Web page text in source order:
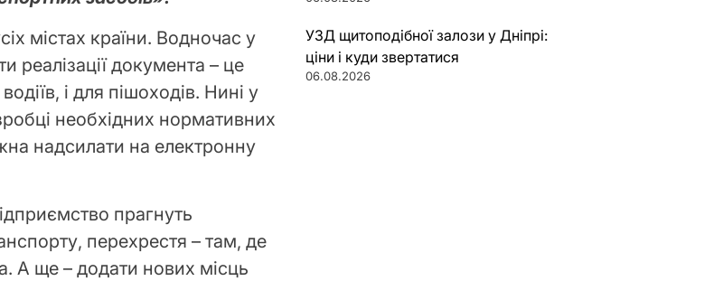
містах країни. Водночас у
реалізації документа – це
і для пішоходів. Нині у
необхідних нормативних
надсилати на електронну
прагнуть
перехрестя – там, де
А ще – додати нових місць
УЗД щитоподібної залози у Дніпрі:
ціни і куди звертатися
06.08.2026